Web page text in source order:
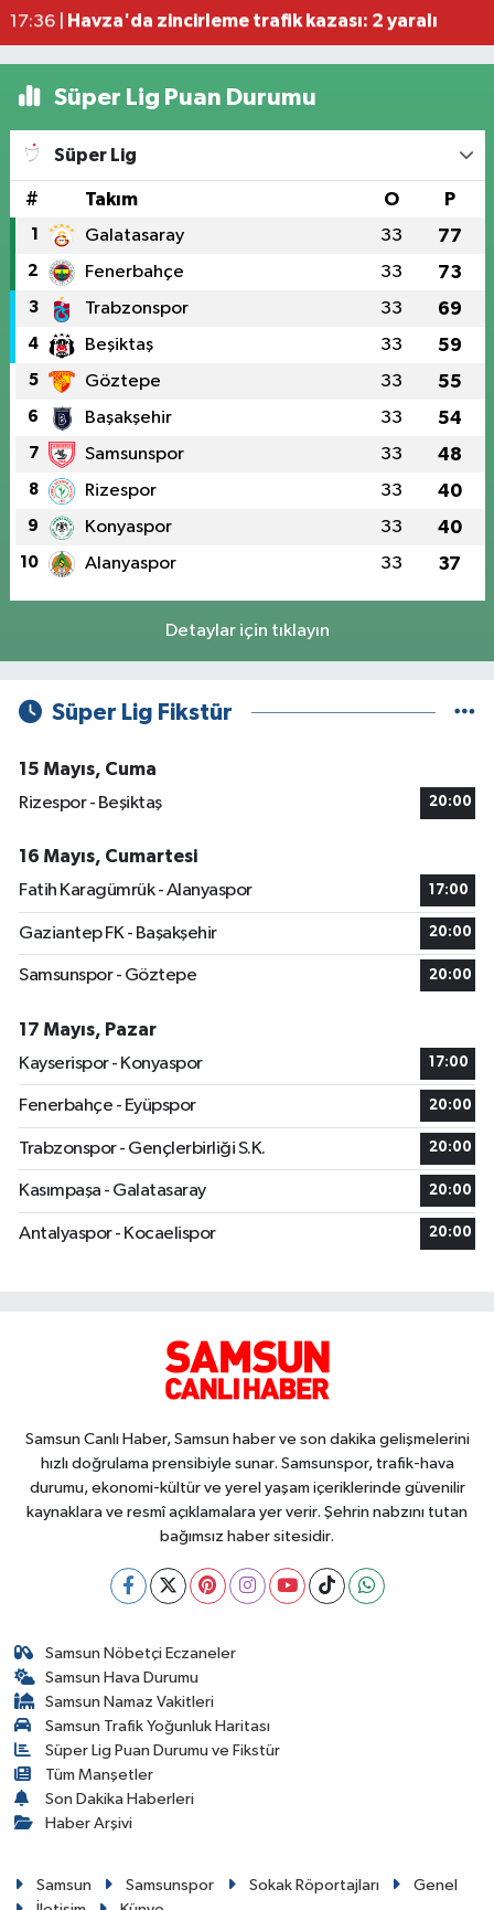
17:36 | Havza'da zincirleme trafik kazası: 2 yaralı
Süper Lig Puan Durumu
Süper Lig
# Takım O P
1 Galatasaray 33 77
2 Fenerbahçe 33 73
3 Trabzonspor 33 69
4 Beşiktaş 33 59
5 Göztepe 33 55
6 Başakşehir 33 54
7 Samsunspor 33 48
8 Rizespor 33 40
9 Konyaspor 33 40
10 Alanyaspor 33 37
Detaylar için tıklayın
Süper Lig Fikstür
15 Mayıs, Cuma
Rizespor - Beşiktaş
20:00
16 Mayıs, Cumartesi
Fatih Karagümrük - Alanyaspor
17:00
Gaziantep FK - Başakşehir 20:00
Samsunspor - Göztepe 20:00
17 Mayıs, Pazar
Kayserispor - Konyaspor
17:00
Fenerbahçe - Eyüpspor 20:00
Trabzonspor - Gençlerbirliği S.K. 20:00
Kasımpaşa - Galatasaray 20:00
Antalyaspor - Kocaelispor 20:00
Samsun Canlı Haber, Samsun haber ve son dakika gelişmelerini
hızlı doğrulama prensibiyle sunar. Samsunspor, trafik-hava
durumu, ekonomi-kültür ve yerel yaşam içeriklerinde güvenilir
kaynaklara ve resmî açıklamalara yer verir. Şehrin nabzını tutan
bağımsız haber sitesidir.
Samsun Nöbetçi Eczaneler
Samsun Hava Durumu
Samsun Namaz Vakitleri
Samsun Trafik Yoğunluk Haritası
Süper Lig Puan Durumu ve Fikstür
Tüm Manşetler
Son Dakika Haberleri
Haber Arşivi
Samsun Samsunspor Sokak Röportajları
Genel